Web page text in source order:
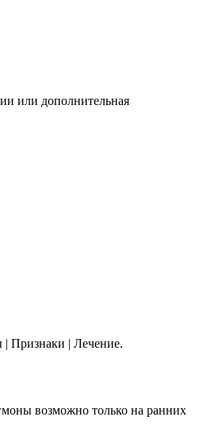
или дополнительная
| Признаки | Лечение.
возможно только на ранних